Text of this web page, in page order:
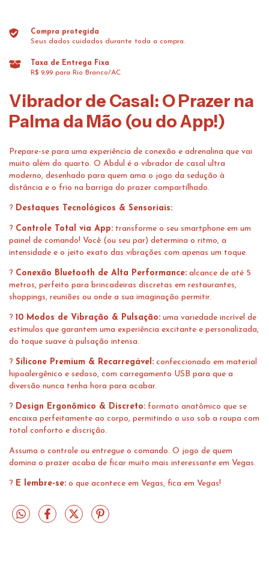
Compra protegida
Seus dados cuidados durante toda a compra.
Taxa de Entrega Fixa
R$ 9,99 para Rio Branco/AC
Vibrador de Casal: O Prazer na
Palma da Mão (ou do App!)
Prepare-se para uma experiência de conexão e adrenalina que vai
muito além do quarto. O Abdul é o vibrador de casal ultra
moderno, desenhado para quem ama o jogo da sedução à
distância e o frio na barriga do prazer compartilhado.
? Destaques Tecnológicos & Sensoriais:
? Controle Total via App: transforme o seu smartphone em um
painel de comando! Você (ou seu par) determina o ritmo, a
intensidade e o jeito exato das vibrações com apenas um toque.
? Conexão Bluetooth de Alta Performance: alcance de até 5
metros, perfeito para brincadeiras discretas em restaurantes,
shoppings, reuniões ou onde a sua imaginação permitir.
? 10 Modos de Vibração & Pulsação: uma variedade incrível de
estímulos que garantem uma experiência excitante e personalizada,
do toque suave à pulsação intensa.
? Silicone Premium & Recarregável: confeccionado em material
hipoalergênico e sedoso, com carregamento USB para que a
diversão nunca tenha hora para acabar.
? Design Ergonômico & Discreto: formato anatômico que se
encaixa perfeitamente ao corpo, permitindo o uso sob a roupa com
total conforto e discrição.
Assuma o controle ou entregue o comando. O jogo de quem
domina o prazer acaba de ficar muito mais interessante em Vegas.
? E lembre-se: o que acontece em Vegas, fica em Vegas!